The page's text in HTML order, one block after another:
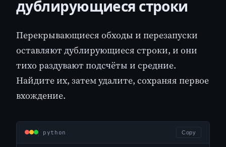
дублирующиеся строки
Перекрывающиеся обходы и перезапуски
оставляют дублирующиеся строки, и они
тихо раздувают подсчёты и средние.
Найдите их, затем удалите, сохраняя первое
вхождение.
python Copy